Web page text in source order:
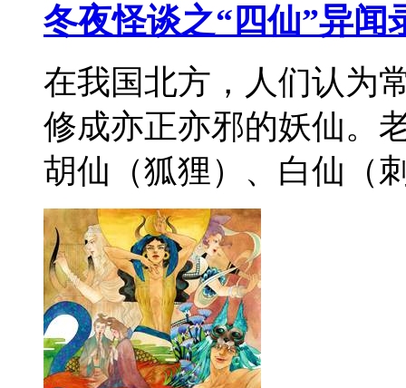
冬夜怪谈之“四仙”异闻
在我国北方，人们认为
修成亦正亦邪的妖仙。
胡仙（狐狸）、白仙